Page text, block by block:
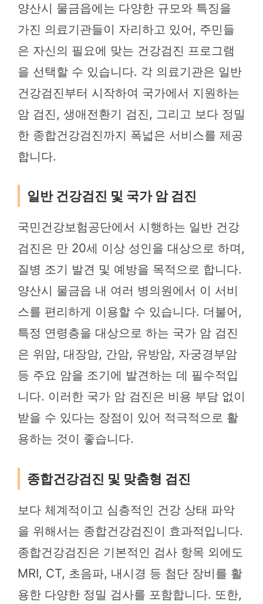
양산시 물금읍에는 다양한 규모와 특징을
가진 의료기관들이 자리하고 있어, 주민들
은 자신의 필요에 맞는 건강검진 프로그램
을 선택할 수 있습니다. 각 의료기관은 일반
건강검진부터 시작하여 국가에서 지원하는
암 검진, 생애전환기 검진, 그리고 보다 정밀
한 종합건강검진까지 폭넓은 서비스를 제공
합니다.
일반 건강검진 및 국가 암 검진
국민건강보험공단에서 시행하는 일반 건강
검진은 만 20세 이상 성인을 대상으로 하며,
질병 조기 발견 및 예방을 목적으로 합니다.
양산시 물금읍 내 여러 병의원에서 이 서비
스를 편리하게 이용할 수 있습니다. 더불어,
특정 연령층을 대상으로 하는 국가 암 검진
은 위암, 대장암, 간암, 유방암, 자궁경부암
등 주요 암을 조기에 발견하는 데 필수적입
니다. 이러한 국가 암 검진은 비용 부담 없이
받을 수 있다는 장점이 있어 적극적으로 활
용하는 것이 좋습니다.
종합건강검진 및 맞춤형 검진
보다 체계적이고 심층적인 건강 상태 파악
을 위해서는 종합건강검진이 효과적입니다.
종합건강검진은 기본적인 검사 항목 외에도
MRI, CT, 초음파, 내시경 등 첨단 장비를 활
용한 다양한 정밀 검사를 포함합니다. 또한,